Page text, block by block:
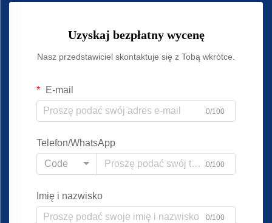
Uzyskaj bezpłatny wycenę
Nasz przedstawiciel skontaktuje się z Tobą wkrótce.
E-mail
0/100
Telefon/WhatsApp
Code
0/100
Imię i nazwisko
0/100